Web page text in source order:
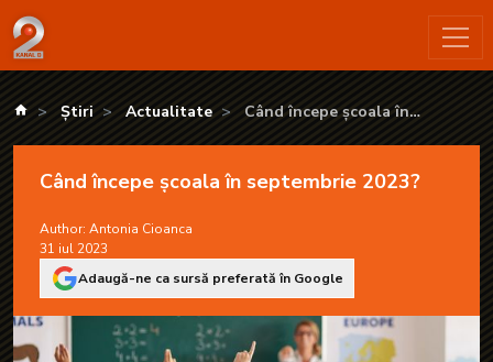
Când începe școala în septembrie 2023? - KANAL D2
kanald.ro
Știri Actualitate
Când începe școala în
Când începe școala în septembrie 2023?
Author: Antonia Cioanca
31 iul 2023
Adaugă-ne ca sursă preferată în Google